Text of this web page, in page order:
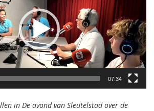
07:34
in De avond van Sleutelstad over de